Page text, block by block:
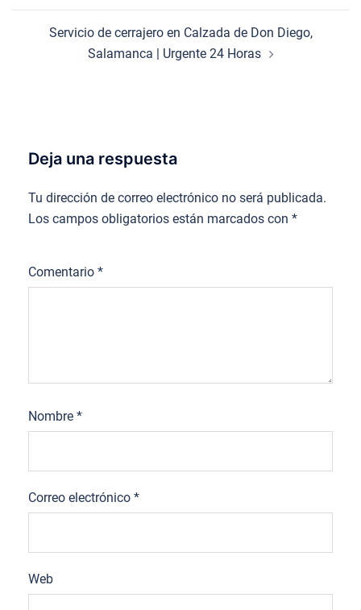
Servicio de cerrajero en Calzada de Don Diego,
Salamanca | Urgente 24 Horas
Deja una respuesta
Tu dirección de correo electrónico no será publicada.
Los campos obligatorios están marcados con *
Comentario *
Nombre *
Correo electrónico *
Web